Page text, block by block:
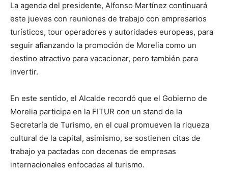
La agenda del presidente, Alfonso Martínez continuará
este jueves con reuniones de trabajo con empresarios
turísticos, tour operadores y autoridades europeas, para
seguir afianzando la promoción de Morelia como un
destino atractivo para vacacionar, pero también para
invertir.
En este sentido, el Alcalde recordó que el Gobierno de
Morelia participa en la FITUR con un stand de la
Secretaría de Turismo, en el cual promueven la riqueza
cultural de la capital, asimismo, se sostienen citas de
trabajo ya pactadas con decenas de empresas
internacionales enfocadas al turismo.